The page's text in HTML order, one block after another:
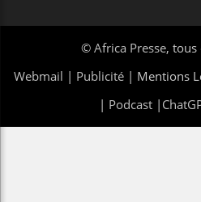
© Africa Presse, tous
Webmail | Publicité | Mentions
| Podcast|